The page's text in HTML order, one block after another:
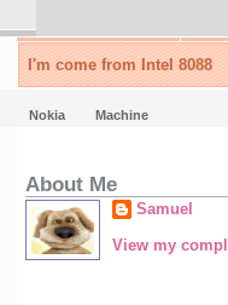
I'm come from Intel 8088
Nokia Machine
About Me
Samuel
View my